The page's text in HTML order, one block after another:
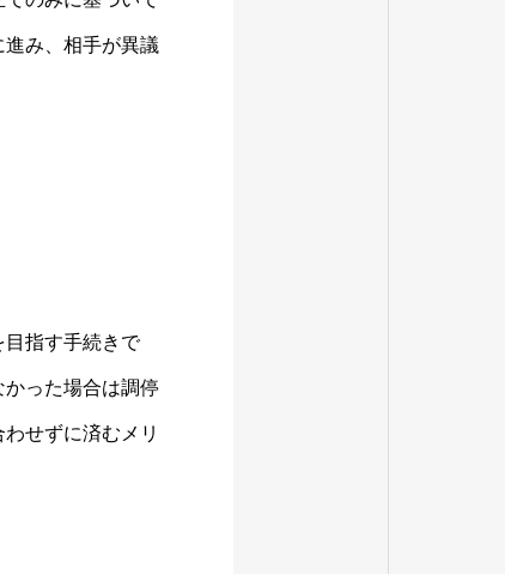
み、相手が異議
指す手続きで
った場合は調停
せずに済むメリ